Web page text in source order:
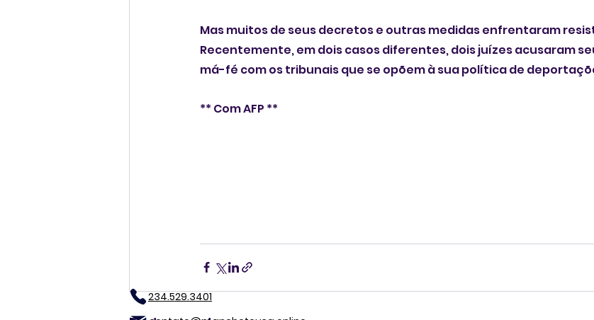
Mas muitos de seus decretos e outras medidas enfrentaram
Recentemente, em dois casos diferentes, dois juízes acusaram
má-fé com os tribunais que se opõem à sua política de
** Com AFP **
234.529.3401